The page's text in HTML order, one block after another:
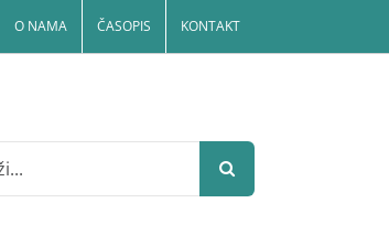
O NAMA ČASOPIS KONTAKT